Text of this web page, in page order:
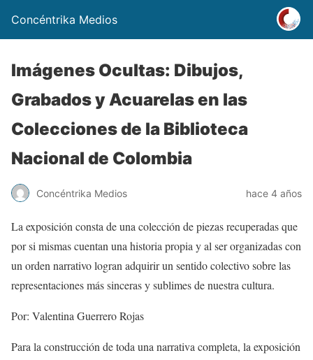
Concéntrika Medios
Imágenes Ocultas: Dibujos,
Grabados y Acuarelas en las
Colecciones de la Biblioteca
Nacional de Colombia
Concéntrika Medios hace 4 años
La exposición consta de una colección de piezas recuperadas que
por si mismas cuentan una historia propia y al ser organizadas con
un orden narrativo logran adquirir un sentido colectivo sobre las
representaciones más sinceras y sublimes de nuestra cultura.
Por: Valentina Guerrero Rojas
Para la construcción de toda una narrativa completa, la exposición